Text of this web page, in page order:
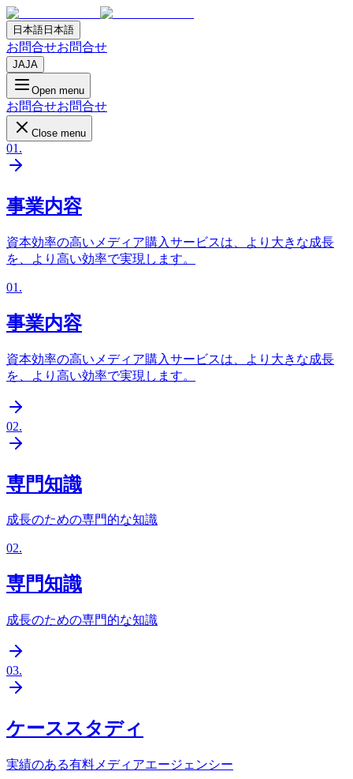
日本語 日本語
お問合せお問合せ
JAJA
Open menu
お問合せお問合せ
Close menu
01 .
事業内容
資本効率の高いメディア購入サービスは、より大きな成長
を、より高い効率で実現します。
01 .
事業内容
資本効率の高いメディア購入サービスは、より大きな成長
を、より高い効率で実現します。
02.
専門知識
成長のための専門的な知識
02.
専門知識
成長のための専門的な知識
03.
ケーススタディ
実績のある有料メディアエージェンシー